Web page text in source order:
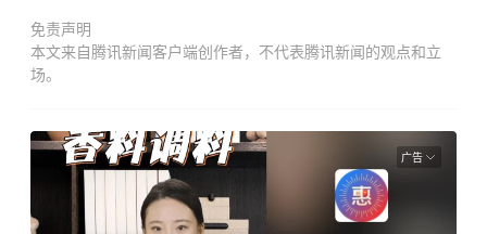
免责声明
本文来自腾讯新闻客户端创作者，不代表腾讯新闻的观点和立
场。
广告